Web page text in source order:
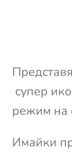
супер
режим на
Имайки